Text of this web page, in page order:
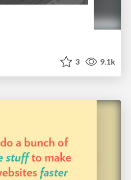
3 9.1k